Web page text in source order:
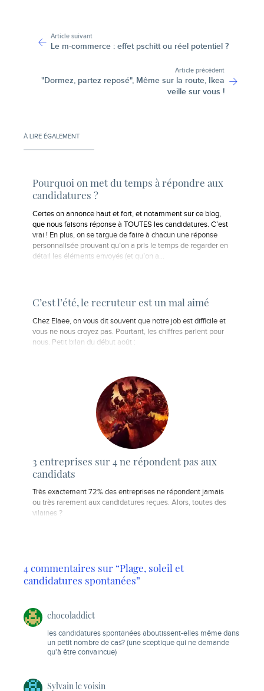
Article suivant
Le m-commerce : effet pschitt ou réel potentiel ?
Article précédent
"Dormez, partez reposé", Même sur la route, Ikea
veille sur vous !
À LIRE ÉGALEMENT
Pourquoi on met du temps à répondre aux
candidatures ?
Certes on annonce haut et fort, et notamment sur ce blog,
que nous faisons réponse à TOUTES les candidatures. C’est
vrai ! En plus, on se targue de faire à chacun une réponse
personnalisée prouvant qu’on a pris le temps de regarder en
détail les éléments envoyés (et qu’on a…
C’est l’été, le recruteur est un mal aimé
Chez Elaee, on vous dit souvent que notre job est difficile et
vous ne nous croyez pas. Pourtant, les chiffres parlent pour
nous. Petit bilan du début août :
3 entreprises sur 4 ne répondent pas aux
candidats
Très exactement 72% des entreprises ne répondent jamais
ou très rarement aux candidatures reçues. Alors, toutes des
vilaines ?
4 commentaires sur “Plage, soleil et
candidatures spontanées”
chocoladdict
les candidatures spontanées aboutissent-elles même dans
un petit nombre de cas? (une sceptique qui ne demande
qu'à être convaincue)
Sylvain le voisin